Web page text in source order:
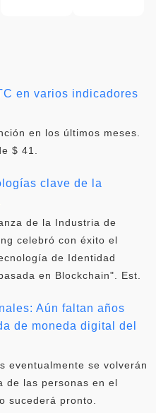
en varios indicadores
en los últimos meses.
$ 41.
clave de la
de la Industria de
celebró con éxito el
de Identidad
en Blockchain". Est.
Aún faltan años
de moneda digital del
eventualmente se volverán
de las personas en el
sucederá pronto.